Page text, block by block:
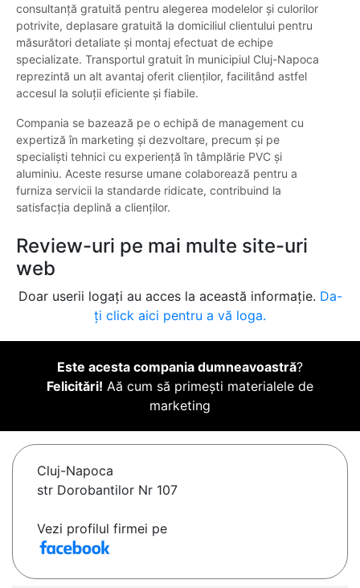
consultanță gratuită pentru alegerea modelelor și culorilor
potrivite, deplasare gratuită la domiciliul clientului pentru
măsurători detaliate și montaj efectuat de echipe
specializate. Transportul gratuit în municipiul Cluj-Napoca
reprezintă un alt avantaj oferit clienților, facilitând astfel
accesul la soluții eficiente și fiabile.
Compania se bazează pe o echipă de management cu
expertiză în marketing și dezvoltare, precum și pe
specialiști tehnici cu experiență în tâmplărie PVC și
aluminiu. Aceste resurse umane colaborează pentru a
furniza servicii la standarde ridicate, contribuind la
satisfacția deplină a clienților.
Review-uri pe mai multe site-uri
web
Doar userii logați au acces la această informație. Da-
ți click aici pentru a vă loga.
Este acesta compania dumneavoastră?
Felicitări! Aă cum să primești materialele de
marketing
Cluj-Napoca
str Dorobantilor Nr 107
Vezi profilul firmei pe